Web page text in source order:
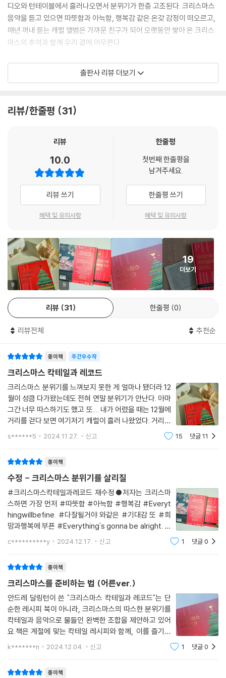
디오와 턴테이블에서 흘러나오면서 분위기가 한층 고조된다. 크리스마스
음악을 듣고 있으면 따뜻함과 아늑함, 행복감 같은 온갖 감정이 떠오르고,
매년 꺼내 듣는 캐럴 앨범은 가까운 친구가 되어 오랫동안 쌓아 온 크리스
마스의 추억과 함께 우리 곁에 머무른다.
『크리스마스 칵테일과 레코드』는 음악과 칵테일의 페어링을 통해 크리스
마스를 더욱 특별하게 만들어 주는 파티 안내서이다. 1949년부터 2020
개 장으로 나누어 구성하고, 앨범마다 음반 해설과 더불어 A면과 B면을 상
이디어(언제 틀까?)와 간식 레시피를 함께 소개하고, 90가지 칵테일을 직
빙 크로스비부터 머라이어 캐리까지
45장의 명반과 90가지 칵테일의 크리스마스 페어링
크리스마스 파티에 활력을 불어넣고 싶거나 연말 스트레스를 시원하게 날
펑크 클래식에 맞춰 온몸을 흔들자. 크리스마스 여왕 머라이어 캐리의 땡
그랑거리는 메가 히트곡을 떼지어 노래하며 틈틈이 ‘트윙클링 라이츠’로
목을 축여도 좋다.
스케이트를 타느라, 크리스마스트리를 꾸미느라, 눈밭에서 눈싸움하느라
하루를 보내고 나면, 빙 크로스비의 ‘화이트 크리스마스’에 바늘을 올리고
‘크리스마스 카드’ 칵테일을 저어 아늑하게 자리를 잡을 시간이다. 이때 유
벽한 선택이 될 것이다.
을 꺼내어 보자. 페기 리의 관능적인 음색에는 재즈 풍미로 가득한 사워 칵
테일 ‘덱 더 홀스’가, 사이먼 래틀과 베를린 필하모닉 오케스트라의 크리스
마스를 환하게 밝히는 힘찬 음악에는 그에 맞춰 춤추는 ‘넛크래커’ 칵테일
이 제격이다.
크리스마스 시즌 ‘홈 바(Home Bar)’ 만들기의 모든 것!
이 책에 소개된 ‘최고의 크리스마스 칵테일 만들기’를 참고하자. 클래식한
크리스마스 칵테일에서부터 창의적인 레시피까지 90가지 칵테일을 집에
서 직접 만들고 마실 수 있도록 흔들기, 젓기, 짓이기기 등의 기본적인 기법
과 유용한 팁을 모두 소개하였다. 칵테일 제조에 필요한 재료와 도구는 물
론 바닐라 시럽, 피칸 시럽 등 칵테일용 수제 시럽 레시피도 안내해 홈 바에
서도 수준 높은 홀리데이 칵테일을 즐길 수 있다.
볼거리를 통해 아마존 장기 베스트셀러에 오른 『칵테일과 레코드』의 크리
스마스 컬렉션인 이 책은 선물하기에도 훌륭한 소장 가치가 있는 파티북이
다. 크리스마스를 해마다 찾아오는 휴일로 무심하게 보내거나 매년 비슷한
크리스마스 파티에 지루한 적이 있다면, 올겨울 『크리스마스 칵테일과 레
코드』와 함께 특별한 크리스마스를 만들어 보시길 바란다. 한 해 최고의 시
즌이니까!
출판사 리뷰 더보기
리뷰/한줄평 31
리뷰
10.0
리뷰 쓰기
혜택 및 유의사항
한줄평
첫번째 한줄평을
남겨주세요.
한줄평 쓰기
혜택 및 유의사항
9 9
19
더보기
리뷰 31 한줄평 0
리뷰전체 추천순
종이책 주간우수작
크리스마스 칵테일과 레코드
크리스마스 분위기를 느껴보지 못한 게 얼마나 됐더라.12
월이 성큼 다가왔는데도 전혀 연말 분위기가 안난다. 아마
그간 너무 따스하기도 했고 또.... 내가 어렸을 때는 12월에
거리를 걷다 보면 여기저기 캐럴이 흘러 나왔었다. 거리마
다 울려 퍼지며 크리스마스 시즌의 설렘과 흥을 한껏 올려
주었던 음악이 자취를 감추었기 때문인지도 모르겠다. 이
s******5 2024.11.27. 신고 15 댓글11
종이책
수정 - 크리스마스 분위기를 살리질
#크리스마스칵테일과레코드 재수정●저자는 크리스마
스하면 가장 먼저 #따뜻함 #아늑함 #행복감 #Everyt
hingwillbefine. #다잘될거야 와같은 #기대감 또 #희
망과행복에 부픈 #Everything's gonna be alright. 모
든게 다 잘될 것 같은 느낌의 향수같은 온갖 감정이 떠오
르는 시즌이라고 말했습니다. 본문에서는 그런 분위기를
녈까지 제
c**********y 2024.12.17. 신고 1 댓글0
종이책
크리스마스를 준비하는 법 (어른ver.)
안드레 달링턴이 쓴 "크리스마스 칵테일과 레코드"는 단
순한 레시피 북이 아니라, 크리스마스의 따스한 분위기를
칵테일과 음악으로 물들인 완벽한 조합을 제안하고 있어
요.책은 계절에 맞는 칵테일 레시피와 함께, 이를 즐기며
들을 수 있는 음악 플레이리스트를 짜임새 있게 구성되어
k*******n 2024.12.04. 신고 1 댓글0
종이책